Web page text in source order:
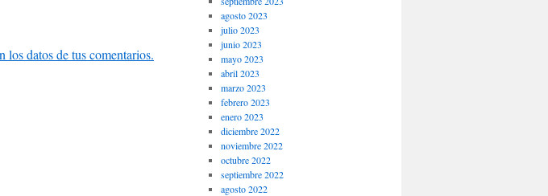
los datos de tus comentarios.
agosto 2023
julio 2023
junio 2023
mayo 2023
abril 2023
marzo 2023
febrero 2023
enero 2023
diciembre 2022
noviembre 2022
octubre 2022
septiembre 2022
agosto 2022